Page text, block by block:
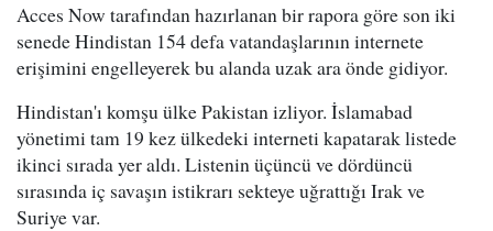
Acces Now tarafından hazırlanan bir rapora göre son iki
senede Hindistan 154 defa vatandaşlarının internete
erişimini engelleyerek bu alanda uzak ara önde gidiyor.
Hindistan'ı komşu ülke Pakistan izliyor. İslamabad
yönetimi tam 19 kez ülkedeki interneti kapatarak listede
ikinci sırada yer aldı. Listenin üçüncü ve dördüncü
sırasında iç savaşın istikrarı sekteye uğrattığı Irak ve
Suriye var.